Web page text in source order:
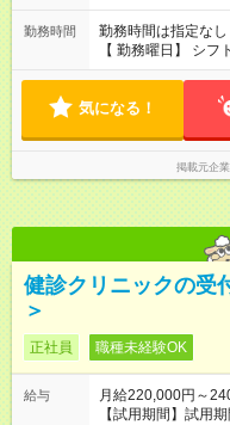
勤務時間
勤務時間は指定なし
【 勤務曜日】 シフト制
・ 9：00～20：00
気になる！
掲載元企
健診クリニックの受
＞
正社員 職種未経験OK
給与
月給220,000円～
【試用期間】試用